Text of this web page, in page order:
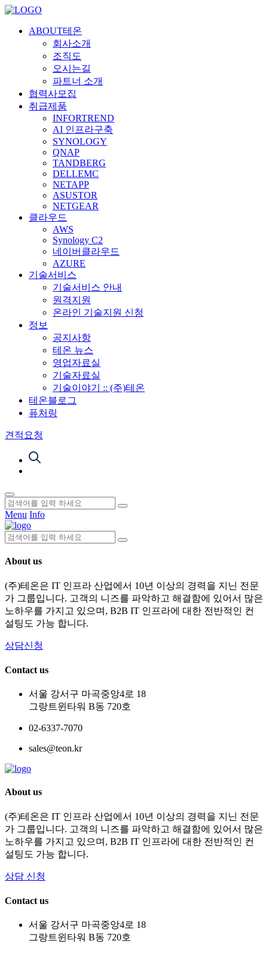
ABOUT테온
회사소개
조직도
오시는길
파트너 소개
협력사모집
취급제품
INFORTREND
AI 인프라구축
SYNOLOGY
QNAP
TANDBERG
DELLEMC
NETAPP
ASUSTOR
NETGEAR
클라우드
AWS
Synology C2
네이버클라우드
AZURE
기술서비스
기술서비스 안내
원격지원
온라인 기술지원 신청
정보
공지사항
테온 뉴스
영업자료실
기술자료실
기술이야기 :: (주)테온
테온블로그
퓨처링
견적요청
Menu Info
About us
(주)테온은 IT 인프라 산업에서 10년 이상의 경력을 지닌 전문
가 그룹입니다. 고객의 니즈를 파악하고 해결함에 있어서 많은
노하우를 가지고 있으며, B2B IT 인프라에 대한 전반적인 컨
설팅도 가능 합니다.
상담신청
Contact us
서울 강서구 마곡중앙4로 18
그랑트윈타워 B동 720호
02-6337-7070
sales@teon.kr
About us
(주)테온은 IT 인프라 산업에서 10년 이상의 경력을 지닌 전문
가 그룹입니다. 고객의 니즈를 파악하고 해결함에 있어서 많은
노하우를 가지고 있으며, B2B IT 인프라에 대한 전반적인 컨
설팅도 가능 합니다.
상담 신청
Contact us
서울 강서구 마곡중앙4로 18
그랑트윈타워 B동 720호